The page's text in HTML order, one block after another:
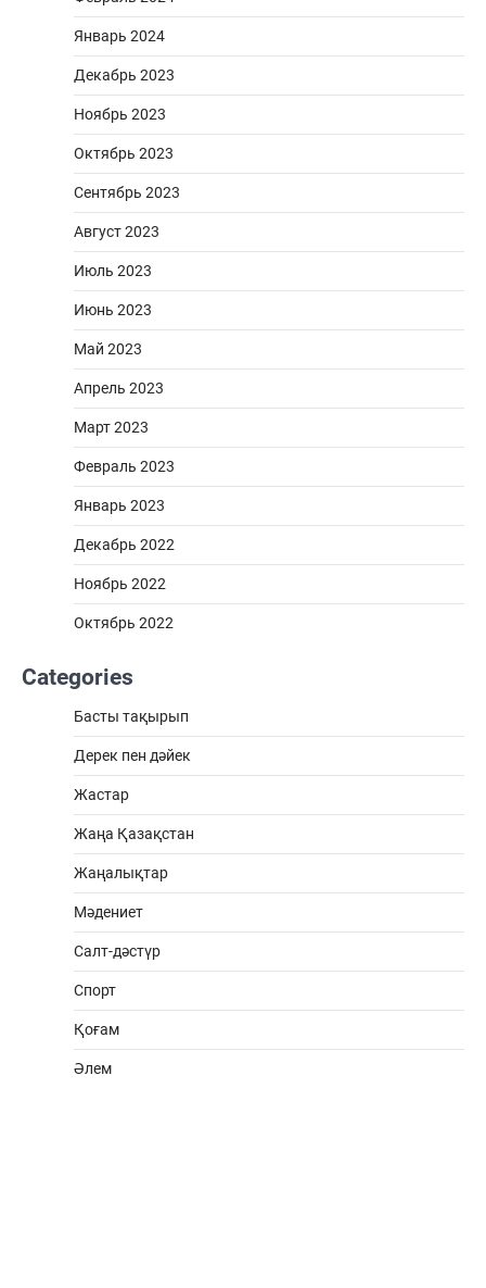
Январь 2024
Декабрь 2023
Ноябрь 2023
Октябрь 2023
Сентябрь 2023
Август 2023
Июль 2023
Июнь 2023
Май 2023
Апрель 2023
Март 2023
Февраль 2023
Январь 2023
Декабрь 2022
Ноябрь 2022
Октябрь 2022
Categories
Басты тақырып
Дерек пен дәйек
Жастар
Жаңа Қазақстан
Жаңалықтар
Мәдениет
Салт-дәстүр
Спорт
Қоғам
Әлем